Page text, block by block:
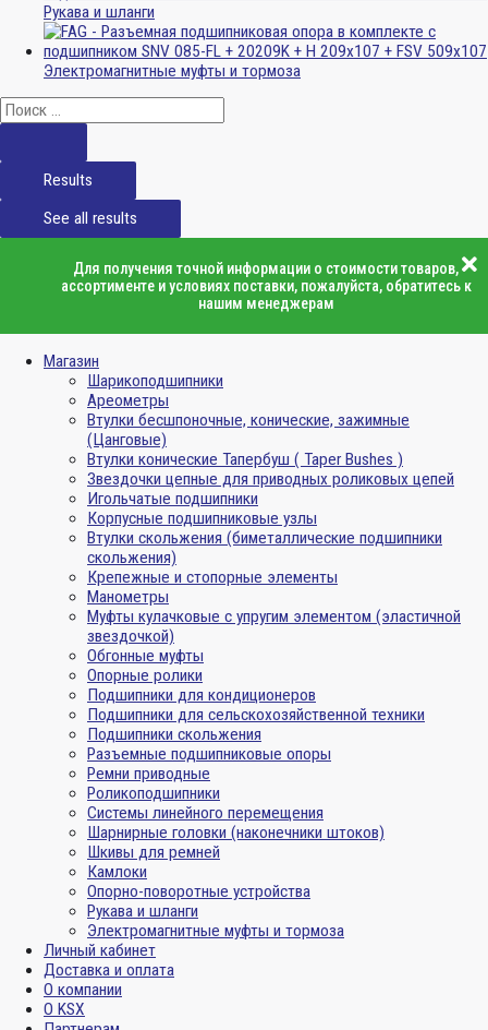
Рукава и шланги
Электромагнитные муфты и тормоза
Results
See all results
Для получения точной информации о стоимости товаров,
ассортименте и условиях поставки, пожалуйста, обратитесь к
нашим менеджерам
Магазин
Шарикоподшипники
Ареометры
Втулки бесшпоночные, конические, зажимные
(Цанговые)
Втулки конические Тапербуш ( Taper Bushes )
Звездочки цепные для приводных роликовых цепей
Игольчатые подшипники
Корпусные подшипниковые узлы
Втулки скольжения (биметаллические подшипники
скольжения)
Крепежные и стопорные элементы
Манометры
Муфты кулачковые с упругим элементом (эластичной
звездочкой)
Обгонные муфты
Опорные ролики
Подшипники для кондиционеров
Подшипники для сельскохозяйственной техники
Подшипники скольжения
Разъемные подшипниковые опоры
Ремни приводные
Роликоподшипники
Системы линейного перемещения
Шарнирные головки (наконечники штоков)
Шкивы для ремней
Камлоки
Опорно-поворотные устройства
Рукава и шланги
Электромагнитные муфты и тормоза
Личный кабинет
Доставка и оплата
О компании
О KSX